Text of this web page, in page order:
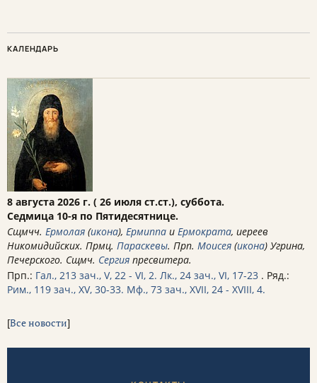
КАЛЕНДАРЬ
8 августа 2026 г. ( 26 июля ст.ст.), суббота.
Седмица 10-я по Пятидесятнице.
Сщмчч. Ермолая (икона), Ермиппа и Ермократа, иереев
Никомидийских. Прмц. Параскевы. Прп. Моисея (икона) Угрина,
Печерского. Сщмч. Сергия пресвитера.
Прп.: Гал., 213 зач., V, 22 - VI, 2. Лк., 24 зач., VI, 17-23 . Ряд.:
Рим., 119 зач., XV, 30-33. Мф., 73 зач., XVII, 24 - XVIII, 4.
[Все новости]